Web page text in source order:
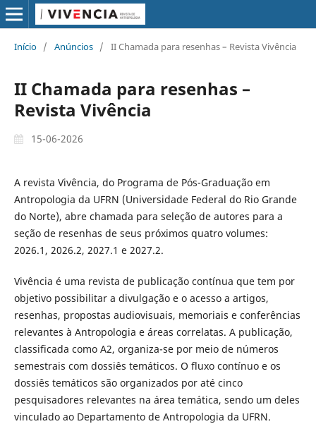
Início / Anúncios / II Chamada para resenhas – Revista Vivência
II Chamada para resenhas –
Revista Vivência
15-06-2026
A revista Vivência, do Programa de Pós-Graduação em
Antropologia da UFRN (Universidade Federal do Rio Grande
do Norte), abre chamada para seleção de autores para a
seção de resenhas de seus próximos quatro volumes:
2026.1, 2026.2, 2027.1 e 2027.2.
Vivência é uma revista de publicação contínua que tem por
objetivo possibilitar a divulgação e o acesso a artigos,
resenhas, propostas audiovisuais, memoriais e conferências
relevantes à Antropologia e áreas correlatas. A publicação,
classificada como A2, organiza-se por meio de números
semestrais com dossiês temáticos. O fluxo contínuo e os
dossiês temáticos são organizados por até cinco
pesquisadores relevantes na área temática, sendo um deles
vinculado ao Departamento de Antropologia da UFRN.